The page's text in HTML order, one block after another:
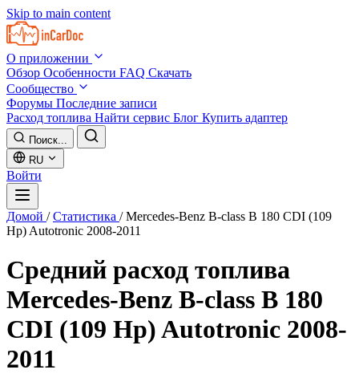
Skip to main content
О приложении
Обзор Особенности FAQ Скачать
Сообщество
Форумы Последние записи
Расход топлива Найти сервис Блог Купить адаптер
Поиск...
RU
Войти
Домой / Статистика / Mercedes-Benz B-class B 180 CDI (109
Hp) Autotronic 2008-2011
Средний расход топлива
Mercedes-Benz B-class B 180
CDI (109 Hp) Autotronic 2008-
2011